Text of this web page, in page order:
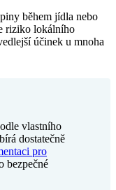
během jídla nebo
riziko lokálního
účinek u mnoha
vlastního
dostatečně
pro
bezpečné